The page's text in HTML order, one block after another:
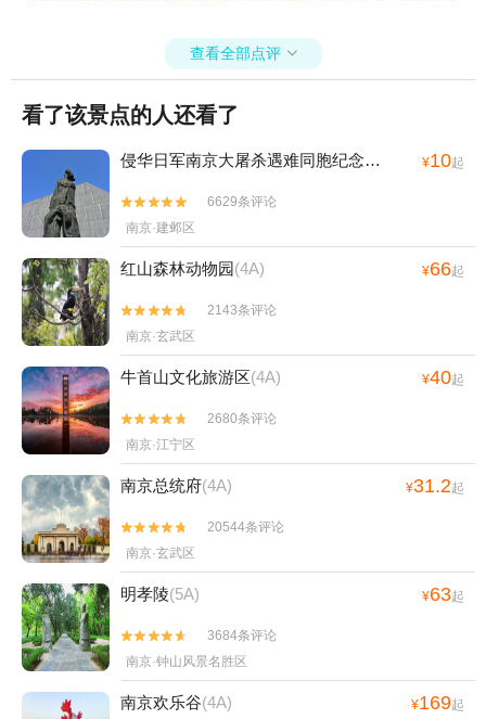
查看全部点评 
看了该景点的人还看了
侵华日军南京大屠杀遇难同胞纪念馆 ¥10起


6629条评论
南京·建邺区
红山森林动物园(4A) ¥66起


2143条评论
南京·玄武区
牛首山文化旅游区(4A) ¥40起


2680条评论
南京·江宁区
南京总统府(4A) ¥31.2起


20544条评论
南京·玄武区
明孝陵(5A) ¥63起


3684条评论
南京·钟山风景名胜区
南京欢乐谷(4A) ¥169起